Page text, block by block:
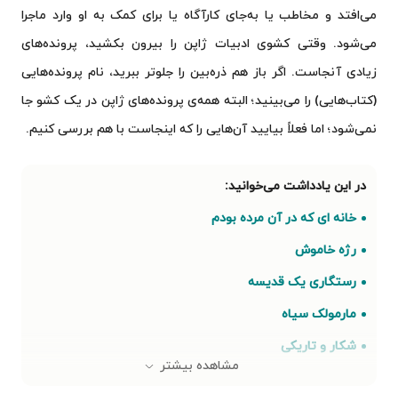
می‌افتد و مخاطب یا به‌جای کارآگاه یا برای کمک به او وارد ماجرا
می‌شود. وقتی کشوی ادبیات ژاپن را بیرون بکشید، پرونده‌های
زیادی آنجاست. اگر باز هم ذره‌بین را جلوتر ببرید، نام پرونده‌هایی
(کتاب‌هایی) را می‌بینید؛ البته همه‌ی پرونده‌های ژاپن در یک کشو جا
نمی‌شود؛ اما فعلاً بیایید آن‌هایی را که اینجاست با هم بررسی کنیم.
خانه ای که در آن مرده بودم
رژه خاموش
رستگاری یک قدیسه
مارمولک سیاه
شکار و تاریکی
مشاهده بیشتر